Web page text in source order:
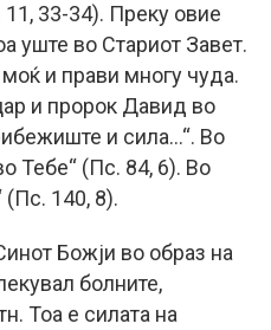
11, 33-34). Преку овие
уште во Стариот Завет.
и прави многу чуда.
и пророк Давид во
и сила…“. Во
Тебе“ (Пс. 84, 6). Во
(Пс. 140, 8).
Божји во образ на
болните,
Тоа е силата на